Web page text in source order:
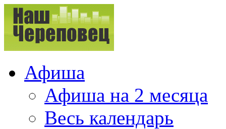
Афиша
Афиша на 2 месяца
Весь календарь